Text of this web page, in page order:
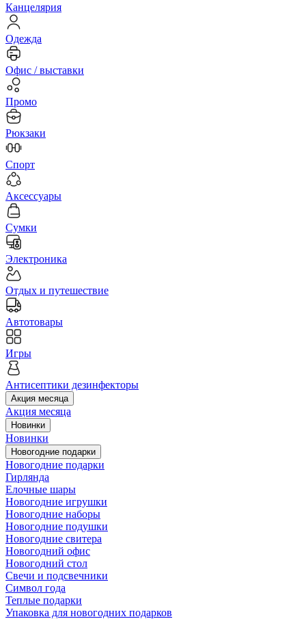
Канцелярия
Одежда
Офис / выставки
Промо
Рюкзаки
Спорт
Аксессуары
Сумки
Электроника
Отдых и путешествие
Автотовары
Игры
Антисептики дезинфекторы
Акция месяца
Акция месяца
Новинки
Новинки
Новогодние подарки
Новогодние подарки
Гирлянда
Елочные шары
Новогодние игрушки
Новогодние наборы
Новогодние подушки
Новогодние свитера
Новогодний офис
Новогодний стол
Свечи и подсвечники
Символ года
Теплые подарки
Упаковка для новогодних подарков